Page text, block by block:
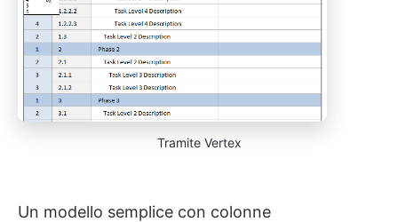
Tramite Vertex
Un modello semplice con colonne